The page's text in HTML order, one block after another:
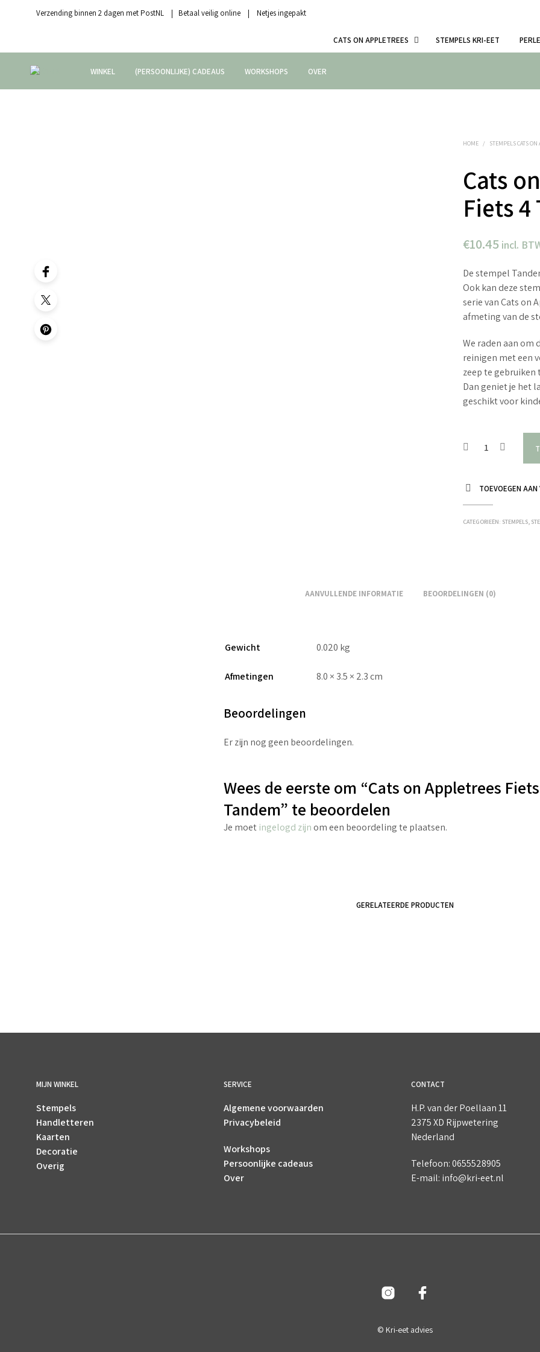
Verzending binnen 2 dagen met PostNL | Betaal veilig online | Netjes ingepakt
CATS ON APPLETREES STEMPELS KRI-EET
WINKEL (PERSOONLIJKE) CADEAUS WORKSHOPS OVER
HOME / STEMPELS CATS ON
Cats
Fiets
€10.45 incl.
De stempel
Ook kan deze
serie van Cats on
afmeting van de
We raden aan om
reinigen met een
zeep te
Dan geniet je het
geschikt voor
TOEVOEGEN
CATEGORIEËN: STEMPELS,
AANVULLENDE INFORMATIE BEOORDELINGEN (0)
Gewicht 0.020 kg
Afmetingen 8.0 × 3.5 × 2.3 cm
Beoordelingen
Er zijn nog geen beoordelingen.
Wees de eerste om “Cats on Appletrees
Tandem” te beoordelen
Je moet ingelogd zijnom een beoordeling te plaatsen.
GERELATEERDE PRODUCTEN
MIJN WINKEL
Stempels
Handletteren
Kaarten
Decoratie
Overig
SERVICE
Algemene voorwaarden
Privacybeleid
Workshops
Persoonlijke cadeaus
Over
CONTACT
H.P. van der Poellaan 11
2375 XD Rijpwetering
Nederland
Telefoon: 0655528905
E-mail: info@kri-eet.nl
© Kri-eet advies